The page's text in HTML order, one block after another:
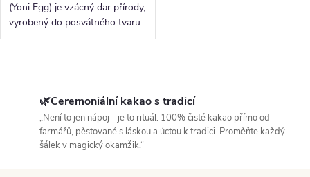
(Yoni Egg) je vzácný dar přírody,
vyrobený do posvátného tvaru
vejce. Používá se k vložení do
🌿Ceremoniální kakao s tradicí
„Není to jen nápoj - je to rituál. 100% čisté kakao přímo od
farmářů, pěstované s láskou a úctou k tradici. Proměňte každý
šálek v magický okamžik.“